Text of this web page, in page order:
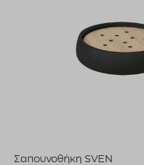
Σαπουνοθήκη SVEN